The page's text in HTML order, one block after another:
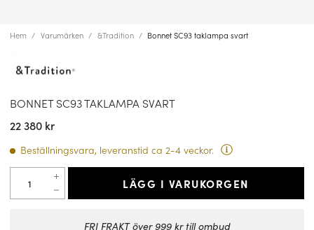
Hem Varumärken &Tradition Bonnet SC93 taklampa svart
BONNET SC93 TAKLAMPA SVART
22 380 kr
Beställningsvara, leveranstid ca 2-4 veckor.
LÄGG I VARUKORGEN
FRI FRAKT över 999 kr till ombud